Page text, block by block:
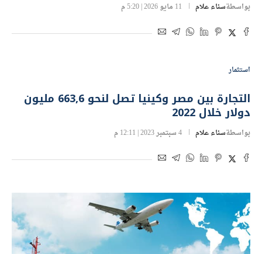
بواسطةسناء علام 11 مايو 2026 | 5:20 م
استثمار
التجارة بين مصر وكينيا تصل لنحو 663,6 مليون
دولار خلال 2022
بواسطةسناء علام 4 سبتمبر 2023 | 12:11 م